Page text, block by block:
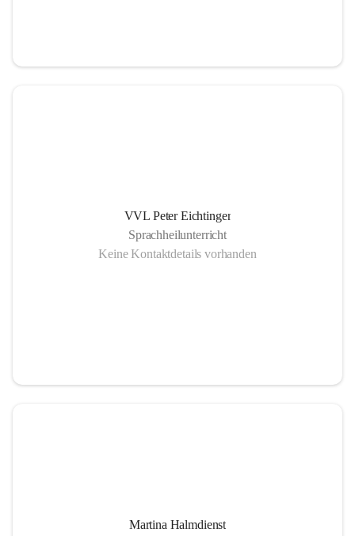
VVL Peter Eichtinger
Sprachheilunterricht
Keine Kontaktdetails vorhanden
Martina Halmdienst